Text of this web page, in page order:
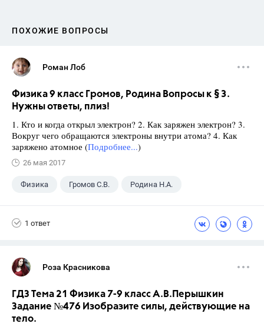
ПОХОЖИЕ ВОПРОСЫ
Роман Лоб
Физика 9 класс Громов, Родина Вопросы к § 3.
Нужны ответы, плиз!
1. Кто и когда открыл электрон? 2. Как заряжен электрон? 3.
Вокруг чего обращаются электроны внутри атома? 4. Как
заряжено атомное (Подробнее...)
26 мая 2017
Физика Громов С.В. Родина Н.А.
1 ответ
Роза Красникова
ГДЗ Тема 21 Физика 7-9 класс А.В.Перышкин
Задание №476 Изобразите силы, действующие на
тело.